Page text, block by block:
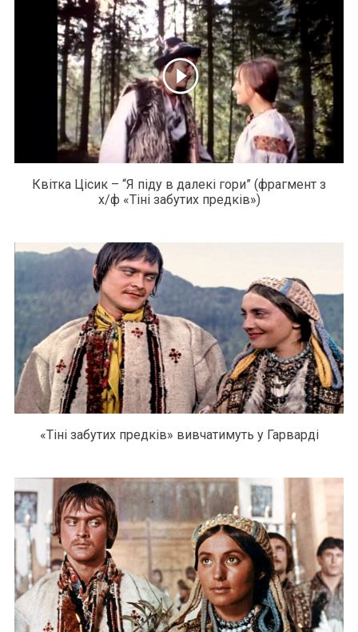
Квітка Цісик – “Я піду в далекі гори” (фрагмент з
х/ф «Тіні забутих предків»)
«Тіні забутих предків» вивчатимуть у Гарварді